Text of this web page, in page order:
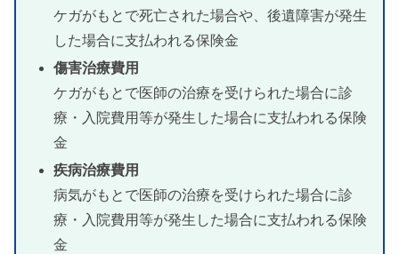
ケガがもとで死亡された場合や、後遺障害が発生
した場合に支払われる保険金
傷害治療費用
ケガがもとで医師の治療を受けられた場合に診
療・入院費用等が発生した場合に支払われる保険
金
疾病治療費用
病気がもとで医師の治療を受けられた場合に診
療・入院費用等が発生した場合に支払われる保険
金